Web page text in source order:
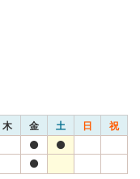
木 金 土 日 祝